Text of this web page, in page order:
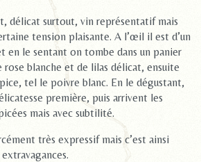
délicat surtout, vin représentatif mais
tension plaisante. A l’œil il est d’un
en le sentant on tombe dans un panier
rose blanche et de lilas délicat, ensuite
tel le poivre blanc. En le dégustant,
première, puis arrivent les
mais avec subtilité.
très expressif mais c’est ainsi